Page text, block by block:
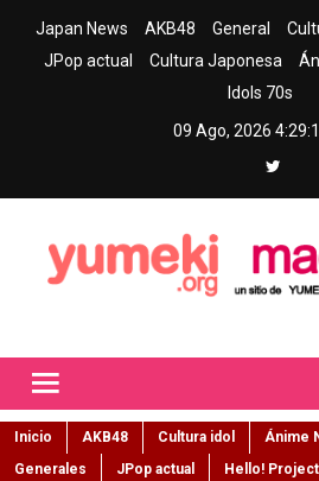
Japan News AKB48 General
JPop actual
Cultura Japonesa
Idols 70s
09 Ago, 2026
Inicio AKB48 Cultura idol Ánime
Generales
JPop actual Hello! Project